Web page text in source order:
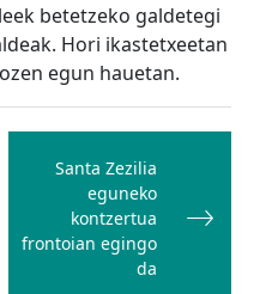
betetzeko galdetegi
Hori ikastetxeetan
egun hauetan.
Santa Zezilia
eguneko
kontzertua
frontoian egingo
da